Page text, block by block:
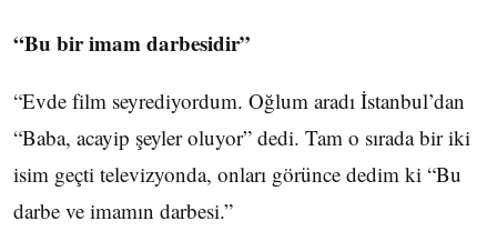
“Bu bir imam darbesidir”
“Evde film seyrediyordum. Oğlum aradı İstanbul’dan
“Baba, acayip şeyler oluyor” dedi. Tam o sırada bir iki
isim geçti televizyonda, onları görünce dedim ki “Bu
darbe ve imamın darbesi.”